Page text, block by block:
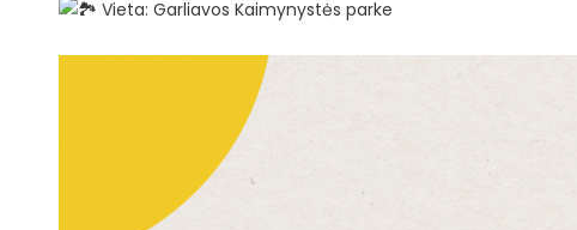
Vieta: Garliavos Kaimynystės parke